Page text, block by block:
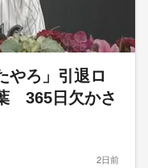
やろ」引退ロ
365日欠かさ
2日前